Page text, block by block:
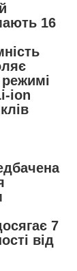
16
ion
7
від